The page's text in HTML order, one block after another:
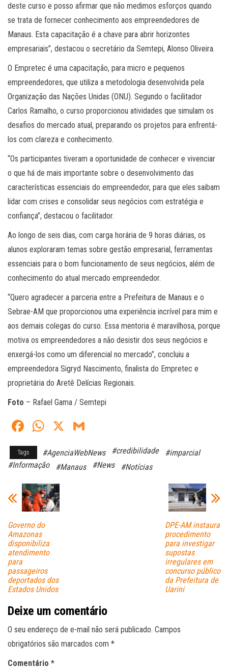
deste curso e posso afirmar que não medimos esforços quando
se trata de fornecer conhecimento aos empreendedores de
Manaus. Esta capacitação é a chave para abrir horizontes
empresariais”, destacou o secretário da Semtepi, Alonso Oliveira.
O Empretec é uma capacitação, para micro e pequenos
empreendedores, que utiliza a metodologia desenvolvida pela
Organização das Nações Unidas (ONU). Segundo o facilitador
Carlos Ramalho, o curso proporcionou atividades que simulam os
desafios do mercado atual, preparando os projetos para enfrentá-
los com clareza e conhecimento.
“Os participantes tiveram a oportunidade de conhecer e vivenciar
o que há de mais importante sobre o desenvolvimento das
características essenciais do empreendedor, para que eles saibam
lidar com crises e consolidar seus negócios com estratégia e
confiança”, destacou o facilitador.
Ao longo de seis dias, com carga horária de 9 horas diárias, os
alunos exploraram temas sobre gestão empresarial, ferramentas
essenciais para o bom funcionamento de seus negócios, além de
conhecimento do atual mercado empreendedor.
“Quero agradecer a parceria entre a Prefeitura de Manaus e o
Sebrae-AM que proporcionou uma experiência incrível para mim e
aos demais colegas do curso. Essa mentoria é maravilhosa, porque
motiva os empreendedores a não desistir dos seus negócios e
enxergá-los como um diferencial no mercado”, concluiu a
empreendedora Sigryd Nascimento, finalista do Empretec e
proprietária do Aretê Delícias Regionais.
Foto – Rafael Gama / Semtepi
Fa
ce
bo
ok
W
ts
pp
X
ail
Tags #AgenciaWebNews #credibilidade
#imparcial
#Informação
#Manaus #News #Notícias
Governo do
Amazonas
disponibiliza
atendimento
para
passageiros
deportados dos
Estados Unidos
DPE-AM instaura
procedimento
para investigar
supostas
irregulares em
concurso público
da Prefeitura de
Uarini
Deixe um comentário
O seu endereço de e-mail não será publicado. Campos
obrigatórios são marcados com *
Comentário *